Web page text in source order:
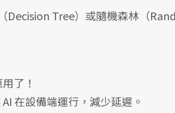
Tree）或隨機森林（
了！
在設備端運行，減少延遲。